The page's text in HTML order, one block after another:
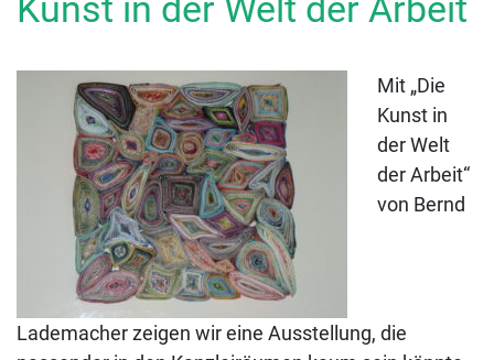
Kunst in der Welt der Arbeit
Mit „Die
Kunst in
der Welt
der Arbeit“
von Bernd
Lademacher zeigen wir eine Ausstellung, die